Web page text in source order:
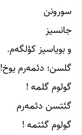
سورونن
جانسیز
و بویاسیز کؤلگه‌م.
گلسن؛ دئمه‌رم یوخ!
گولوم گلمه !
گئتسن دئمه‌رم
گولوم گئتمه !